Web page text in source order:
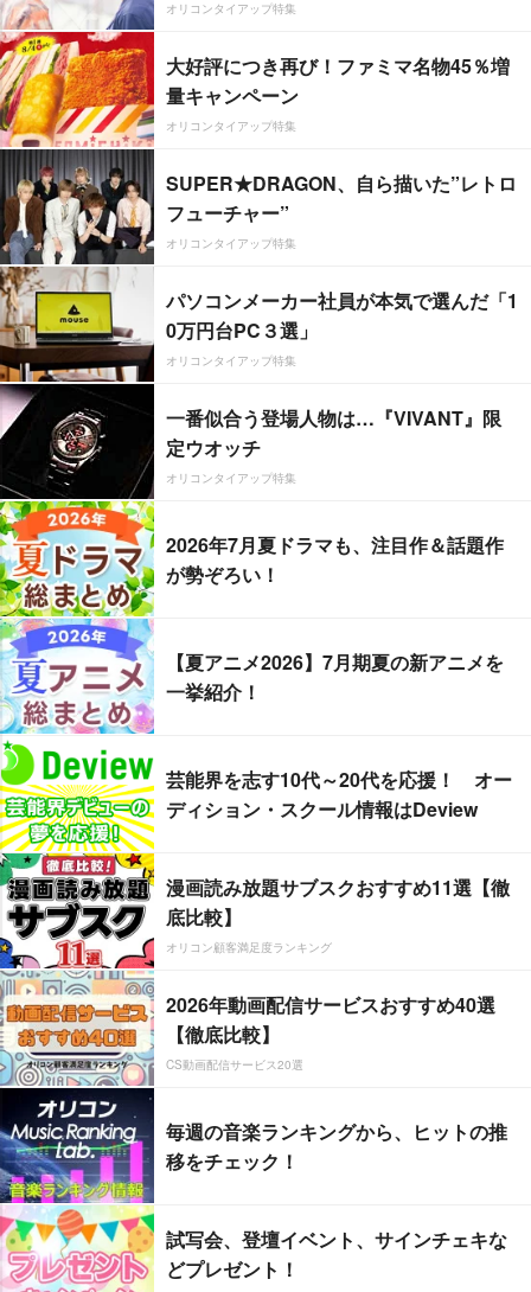
オリコンタイアップ特集
大好評につき再び！ファミマ名物45％増
量キャンペーン
オリコンタイアップ特集
SUPER★DRAGON、自ら描いた”レトロ
フューチャー”
オリコンタイアップ特集
パソコンメーカー社員が本気で選んだ「1
0万円台PC３選」
オリコンタイアップ特集
一番似合う登場人物は…『VIVANT』限
定ウオッチ
オリコンタイアップ特集
2026年7月夏ドラマも、注目作＆話題作
が勢ぞろい！
【夏アニメ2026】7月期夏の新アニメを
一挙紹介！
芸能界を志す10代～20代を応援！ オー
ディション・スクール情報はDeview
漫画読み放題サブスクおすすめ11選【徹
底比較】
オリコン顧客満足度ランキング
2026年動画配信サービスおすすめ40選
【徹底比較】
CS動画配信サービス20選
毎週の音楽ランキングから、ヒットの推
移をチェック！
試写会、登壇イベント、サインチェキな
どプレゼント！